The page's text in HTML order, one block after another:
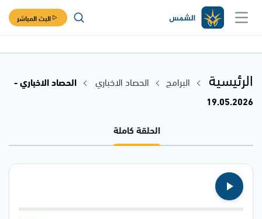
البث المباشر
الرئيسية البرامج الحصاد الاخباري
الحصاد الاخباري -
19.05.2026
الحلقة كاملة